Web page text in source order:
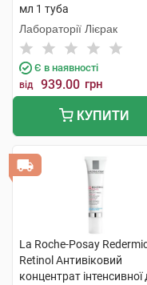
мл 1 туба
Лабораторії Лієрак
Є в наявності
від 939.00 грн
КУПИТИ
La Roche-Posay
Retinol Антивіковий
концентрат інтенсивної